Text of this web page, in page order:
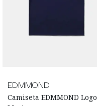
EDMMOND
Camiseta EDMMOND Logo